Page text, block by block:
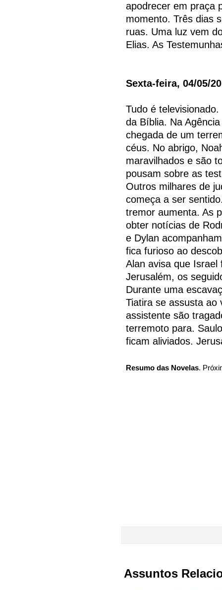
apodrecer em praça
momento. Três dias
ruas. Uma luz vem
Elias. As
Sexta-feira, 04/05/
Tudo é
da Bíblia. Na
chegada de um
céus. No abrigo,
maravilhados e são
pousam sobre as
Outros milhares de
começa a ser
tremor aumenta. As
obter notícias de
e Dylan
fica furioso ao
Alan avisa que
Jerusalém, os
Durante uma
Tiatira se assusta ao
assistente são
terremoto para.
ficam aliviados.
Resumo das Novelas.
Assuntos